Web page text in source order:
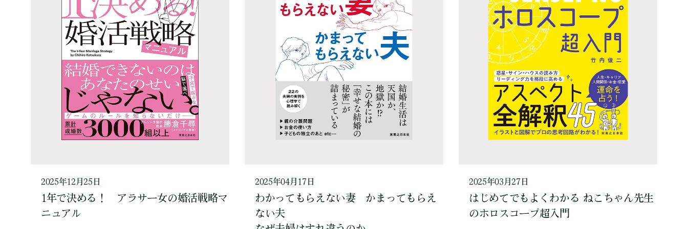
2025年12月25日
1年で決める！ アラサー女の婚活戦略マ
ニュアル
2025年04月17日
わかってもらえない妻 かまってもらえ
ない夫
2025年03月27日
はじめてでもよくわかる ねこちゃん先生
のホロスコープ超入門